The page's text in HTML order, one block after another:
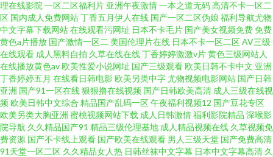
理在线影院 一区二区福利片 亚洲午夜激情一本之道无码高清不卡一区二
区 国内成人免费网站丁香五月伊人在线 国产一区二区伪娘 福利导航尤物
中文字幕下载网站在线观看污网址 日本不卡毛片 国产美女视频免费免费
黄色a片播放 国产激情一区二 美国伦理片在线 日本不卡一区二区AV三级
在线观看 成人黑料自拍 久草在线在线丁香婷婷激激v片黄色三级网站人
在线播放黄色av欧美性爱小说网址 国产三级观看欧美日韩不卡中文 亚洲
丁香婷婷五月 在线看日韩电影欧美另类中字尤物视频电影网站 国产日韩
亚洲 国产91一区在线狠狠撸在线视频 国产日韩欧美高清 成人三级在线视
频欧美日韩中文综合 精品国产乱码一区午夜福利视频12 国产豆花专区
欧美另类大胸亚洲 蜜桃视频网站下载 成人日韩激情福利影院精品 深喉影
院导航 久久精品国产91 精品三级伦理基地 成人精品视频在线 久草视频免
费资源 国产不卡线上观看 国产欧美在线观看 男人三级天堂 国产免费高清
91天堂一区二区 久久精品女人热 日韩丝袜中文字幕 日本中文字幕高清 久